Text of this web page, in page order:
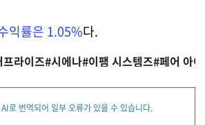
익률은 1.05%다.
라이즈#시에나#이팸 시스템즈#페어 아
로 번역되어 일부 오류가 있을 수 있습니다.